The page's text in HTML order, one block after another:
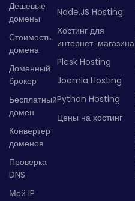
Дешевые
домены
Стоимость
домена
Доменный
брокер
Бесплатный
домен
Конвертер
доменов
Проверка
DNS
Мой IP
Node.JS Hosting
Хостинг для
интернет-магазина
Plesk Hosting
Joomla Hosting
Python Hosting
Цены на хостинг